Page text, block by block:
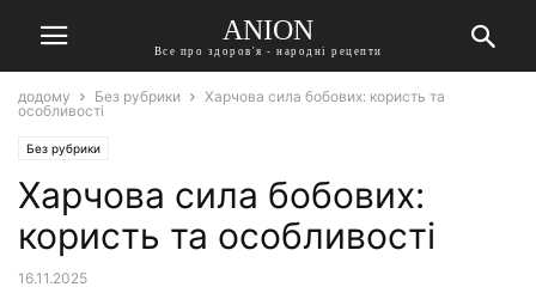
ANION
Все про здоров'я - народні рецепти
додому Без рубрики
Харчова сила бобових: користь та
особливості
Без рубрики
Харчова сила бобових:
користь та особливості
16.11.2025